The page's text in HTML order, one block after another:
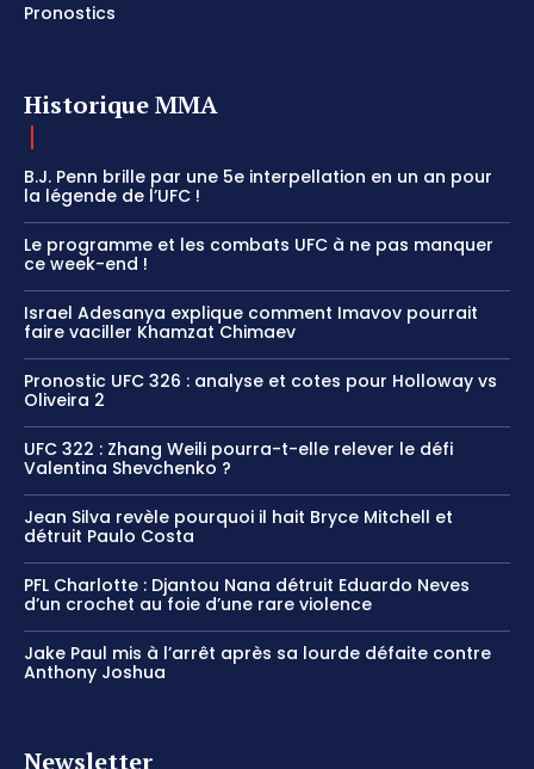
Pronostics
Historique MMA
B.J. Penn brille par une 5e interpellation en un an pour
la légende de l’UFC !
Le programme et les combats UFC à ne pas manquer
ce week-end !
Israel Adesanya explique comment Imavov pourrait
faire vaciller Khamzat Chimaev
Pronostic UFC 326 : analyse et cotes pour Holloway vs
Oliveira 2
UFC 322 : Zhang Weili pourra-t-elle relever le défi
Valentina Shevchenko ?
Jean Silva revèle pourquoi il hait Bryce Mitchell et
détruit Paulo Costa
PFL Charlotte : Djantou Nana détruit Eduardo Neves
d’un crochet au foie d’une rare violence
Jake Paul mis à l’arrêt après sa lourde défaite contre
Anthony Joshua
Newsletter